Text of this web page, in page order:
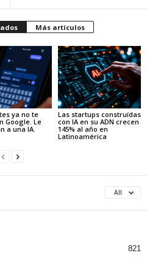
Más artículos
ya no te
Google. Le
a una IA.
Las startups construídas
con IA en su ADN crecen
145% al año en
Latinoamérica
All
821